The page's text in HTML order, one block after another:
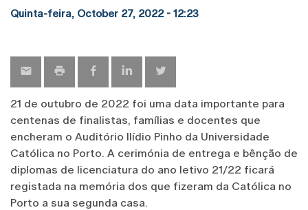
Quinta-feira, October 27, 2022 - 12:23
21 de outubro de 2022 foi uma data importante para
centenas de finalistas, famílias e docentes que
encheram o Auditório Ilídio Pinho da Universidade
Católica no Porto. A cerimónia de entrega e bênção de
diplomas de licenciatura do ano letivo 21/22 ficará
registada na memória dos que fizeram da Católica no
Porto a sua segunda casa.